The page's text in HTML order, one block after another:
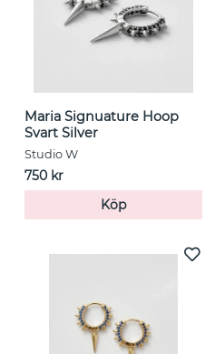
Maria Signuature Hoop
Svart Silver
Studio W
750 kr
Köp